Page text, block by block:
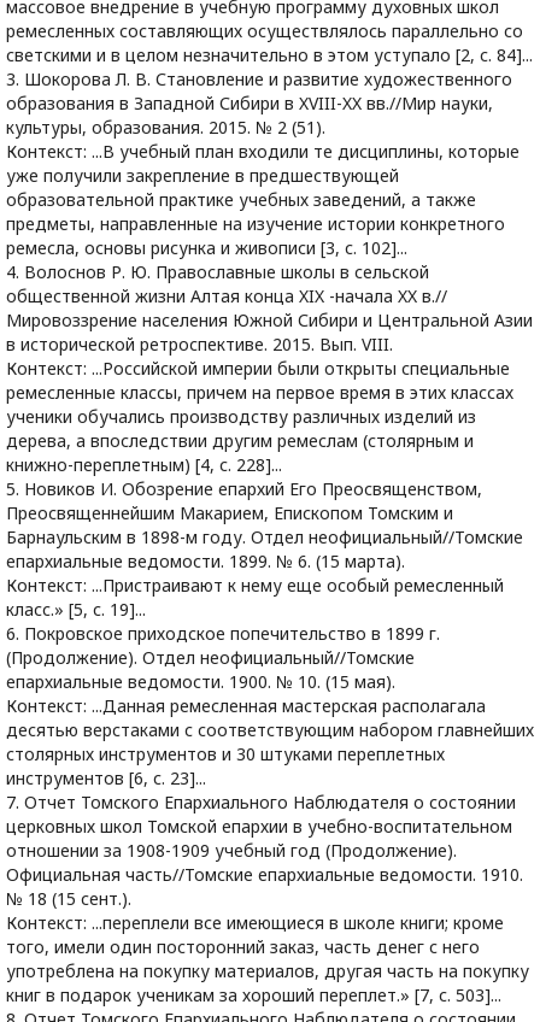
массовое внедрение в учебную программу духовных школ
ремесленных составляющих осуществлялось параллельно со
светскими и в целом незначительно в этом уступало [2, с. 84]...
3. Шокорова Л. В. Становление и развитие художественного
образования в Западной Сибири в XVIII-XX вв.//Мир науки,
культуры, образования. 2015. № 2 (51).
Контекст: ...В учебный план входили те дисциплины, которые
уже получили закрепление в предшествующей
образовательной практике учебных заведений, а также
предметы, направленные на изучение истории конкретного
ремесла, основы рисунка и живописи [3, с. 102]...
4. Волоснов Р. Ю. Православные школы в сельской
общественной жизни Алтая конца XIX -начала XX в.//
Мировоззрение населения Южной Сибири и Центральной Азии
в исторической ретроспективе. 2015. Вып. VIII.
Контекст: ...Российской империи были открыты специальные
ремесленные классы, причем на первое время в этих классах
ученики обучались производству различных изделий из
дерева, а впоследствии другим ремеслам (столярным и
книжно-переплетным) [4, с. 228]...
5. Новиков И. Обозрение епархий Его Преосвященством,
Преосвященнейшим Макарием, Епископом Томским и
Барнаульским в 1898-м году. Отдел неофициальный//Томские
епархиальные ведомости. 1899. № 6. (15 марта).
Контекст: ...Пристраивают к нему еще особый ремесленный
класс.» [5, с. 19]...
6. Покровское приходское попечительство в 1899 г.
(Продолжение). Отдел неофициальный//Томские
епархиальные ведомости. 1900. № 10. (15 мая).
Контекст: ...Данная ремесленная мастерская располагала
десятью верстаками с соответствующим набором главнейших
столярных инструментов и 30 штуками переплетных
инструментов [6, с. 23]...
7. Отчет Томского Епархиального Наблюдателя о состоянии
церковных школ Томской епархии в учебно-воспитательном
отношении за 1908-1909 учебный год (Продолжение).
Официальная часть//Томские епархиальные ведомости. 1910.
№ 18 (15 сент.).
Контекст: ...переплели все имеющиеся в школе книги; кроме
того, имели один посторонний заказ, часть денег с него
употреблена на покупку материалов, другая часть на покупку
книг в подарок ученикам за хороший переплет.» [7, с. 503]...